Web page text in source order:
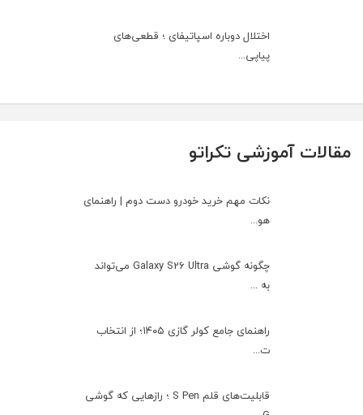
اختلال دوباره اسپاتیفای ؛ قطعی‌های
پیاپی...
مقالات آموزشی تکراتو
نکات مهم خرید خودرو دست دوم | راهنمای
هو...
چگونه گوشی Galaxy S26 Ultra می‌تواند
به ...
راهنمای جامع کولر گازی ۱۴۰۵؛ از انتخاب
ت...
قابلیت‌های قلم S Pen ؛ رازهایی که گوشی